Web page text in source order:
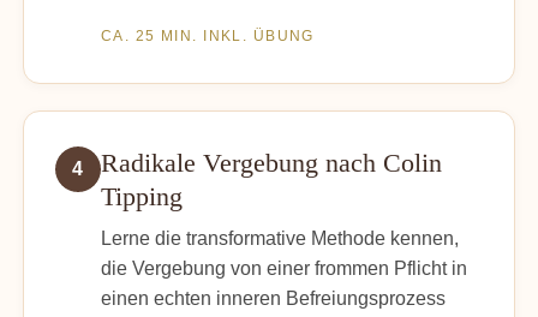
CA. 25 MIN. INKL. ÜBUNG
4
Radikale Vergebung nach Colin
Tipping
Lerne die transformative Methode kennen,
die Vergebung von einer frommen Pflicht in
einen echten inneren Befreiungsprozess